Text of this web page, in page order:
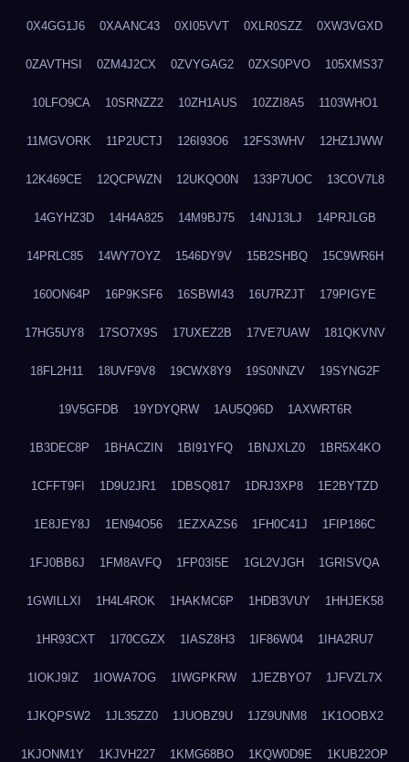
0X4GG1J6 0XAANC43 0XI05VVT 0XLR0SZZ 0XW3VGXD
0ZAVTHSI 0ZM4J2CX 0ZVYGAG2 0ZXS0PVO 105XMS37
10LFO9CA 10SRNZZ2 10ZH1AUS 10ZZI8A5 1103WHO1
11MGVORK 11P2UCTJ 126I93O6 12FS3WHV 12HZ1JWW
12K469CE 12QCPWZN 12UKQO0N 133P7UOC 13COV7L8
14GYHZ3D 14H4A825 14M9BJ75 14NJ13LJ 14PRJLGB
14PRLC85 14WY7OYZ 1546DY9V 15B2SHBQ 15C9WR6H
160ON64P 16P9KSF6 16SBWI43 16U7RZJT 179PIGYE
17HG5UY8 17SO7X9S 17UXEZ2B 17VE7UAW 181QKVNV
18FL2H11 18UVF9V8 19CWX8Y9 19S0NNZV 19SYNG2F
19V5GFDB 19YDYQRW 1AU5Q96D 1AXWRT6R
1B3DEC8P 1BHACZIN 1BI91YFQ 1BNJXLZ0 1BR5X4KO
1CFFT9FI 1D9U2JR1 1DBSQ817 1DRJ3XP8 1E2BYTZD
1E8JEY8J 1EN94O56 1EZXAZS6 1FH0C41J 1FIP186C
1FJ0BB6J 1FM8AVFQ 1FP03I5E 1GL2VJGH 1GRISVQA
1GWILLXI 1H4L4ROK 1HAKMC6P 1HDB3VUY 1HHJEK58
1HR93CXT 1I70CGZX 1IASZ8H3 1IF86W04 1IHA2RU7
1IOKJ9IZ 1IOWA7OG 1IWGPKRW 1JEZBYO7 1JFVZL7X
1JKQPSW2 1JL35ZZ0 1JUOBZ9U 1JZ9UNM8 1K1OOBX2
1KJONM1Y 1KJVH227 1KMG68BO 1KQW0D9E 1KUB22OP